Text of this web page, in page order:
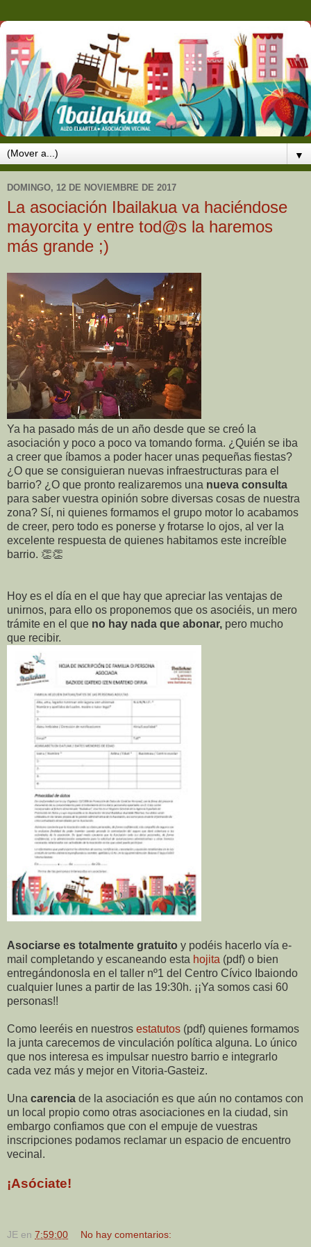
▼
DOMINGO, 12 DE NOVIEMBRE DE 2017
La asociación Ibailakua va haciéndose
mayorcita y entre tod@s la haremos
más grande ;)
Ya ha pasado más de un año desde que se creó la
asociación y poco a poco va tomando forma. ¿Quién se iba
a creer que íbamos a poder hacer unas pequeñas fiestas?
¿O que se consiguieran nuevas infraestructuras para el
barrio? ¿O que pronto realizaremos una nueva consulta
para saber vuestra opinión sobre diversas cosas de nuestra
zona? Sí, ni quienes formamos el grupo motor lo acabamos
de creer, pero todo es ponerse y frotarse lo ojos, al ver la
excelente respuesta de quienes habitamos este increíble
barrio. 👏👏
Hoy es el día en el que hay que apreciar las ventajas de
unirnos, para ello os proponemos que os asociéis, un mero
trámite en el que no hay nada que abonar, pero mucho
que recibir.
Asociarse es totalmente gratuito y podéis hacerlo vía e-
mail completando y escaneando esta hojita (pdf) o bien
entregándonosla en el taller nº1 del Centro Cívico Ibaiondo
cualquier lunes a partir de las 19:30h. ¡¡Ya somos casi 60
personas!!
Como leeréis en nuestros estatutos (pdf) quienes formamos
la junta carecemos de vinculación política alguna. Lo único
que nos interesa es impulsar nuestro barrio e integrarlo
cada vez más y mejor en Vitoria-Gasteiz.
Una carencia de la asociación es que aún no contamos con
un local propio como otras asociaciones en la ciudad, sin
embargo confiamos que con el empuje de vuestras
inscripciones podamos reclamar un espacio de encuentro
vecinal.
¡Asóciate!
JE en 7:59:00 No hay comentarios: